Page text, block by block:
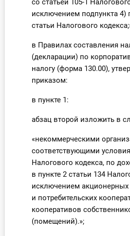
со статьей 105-1
исключением подпункта 4)
статьи Налогового
в Правилах составления
(декларации) по
налогу (форма 130.00),
приказом:
в пункте 1:
абзац второй изложить в
«некоммерческими
соответствующими
Налогового кодекса, по
в пункте 2 статьи 134
исключением
и потребительских
кооперативов
(помещений).»;